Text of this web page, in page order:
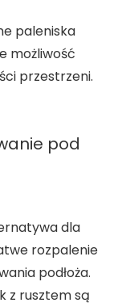
paleniska
możliwość
przestrzeni.
pod
dla
rozpalenie
podłoża.
z rusztem są